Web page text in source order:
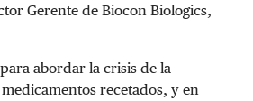
Gerente de Biocon Biologics,
abordar la crisis de la
recetados, y en